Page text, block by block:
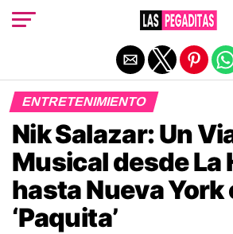
ENTRETENIMIENTO
Nik Salazar: Un
Musical desde La
hasta Nueva York
‘Paquita’
Salir de la versión